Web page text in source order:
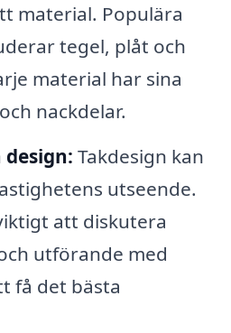
material. Populära
tegel, plåt och
material har sina
nackdelar.
Takdesign kan
utseende.
att diskutera
utförande med
få det bästa